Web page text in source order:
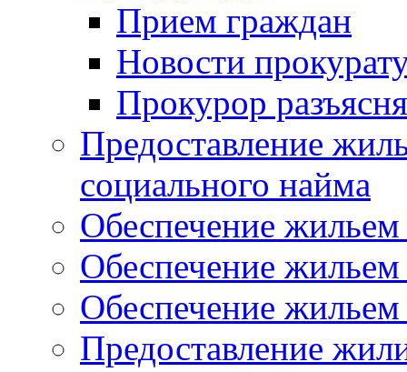
Прием граждан
Новости
Прокурор
Предоставление
социального найма
Обеспечение
Обеспечение
Обеспечение жильем
Предоставление